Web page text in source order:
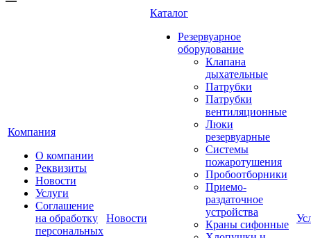
Компания
О компании
Реквизиты
Новости
Услуги
Соглашение
на обработку
персональных
Новости
Каталог
Резервуарное
оборудование
Клапана
дыхательные
Патрубки
Патрубки
вентиляционные
Люки
резервуарные
Системы
пожаротушения
Пробоотборники
Приемо-
раздаточное
устройства
Краны сифонные